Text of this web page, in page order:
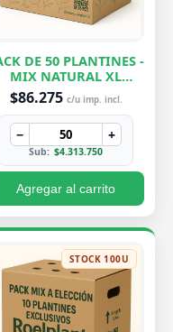
DE 50 PLANTINES -
MIX NATURAL XL
EXCLUSIVOS
$86.275 c/u imp. incl.
− +
Sub: $4.313.750
Agregar al carrito
STOCK 100U